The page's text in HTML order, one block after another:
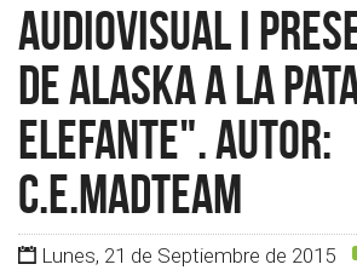
HAZTE SOCIO
Audiovisual i
De Alaska a la
elefante". Autor:
c.e.madteam
Lunes, 21 de Septiembre de 2015